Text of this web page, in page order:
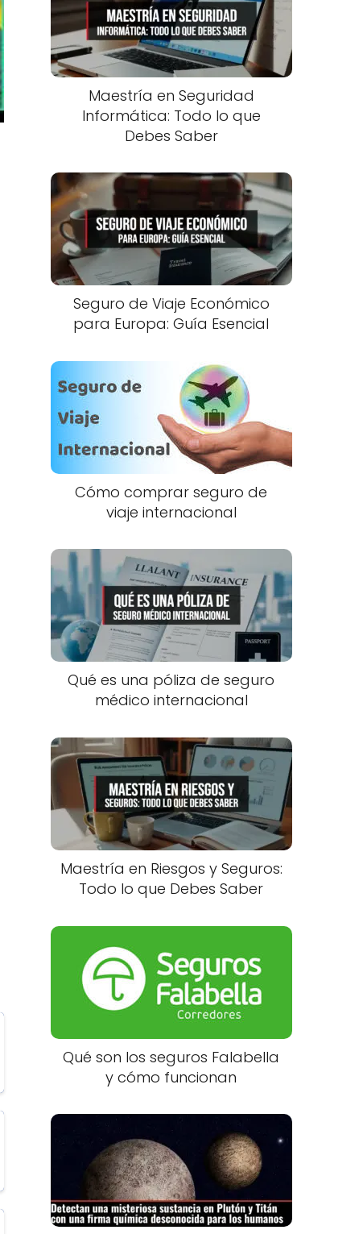
Maestría en Seguridad
Informática: Todo lo que
Debes Saber
Seguro de Viaje Económico
para Europa: Guía Esencial
Cómo comprar seguro de
viaje internacional
Qué es una póliza de seguro
médico internacional
Maestría en Riesgos y Seguros:
Todo lo que Debes Saber
Qué son los seguros Falabella
y cómo funcionan